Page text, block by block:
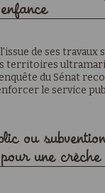
de ses travaux
territoires
du Sénat
le service
ou
une